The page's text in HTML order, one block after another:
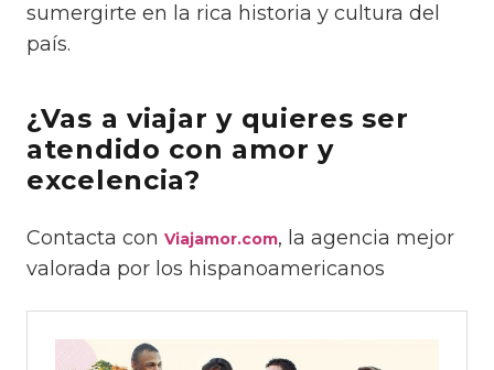
sumergirte en la rica historia y cultura del
país.
¿Vas a viajar y quieres ser
atendido con amor y
excelencia?
Contacta con Viajamor.com, la agencia mejor
valorada por los hispanoamericanos